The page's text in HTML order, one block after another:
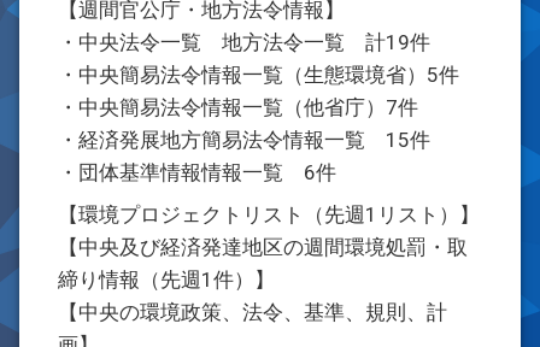
【週間官公庁・地方法令情報】
・中央法令一覧 地方法令一覧 計19件
・中央簡易法令情報一覧（生態環境省）5件
・中央簡易法令情報一覧（他省庁）7件
・経済発展地方簡易法令情報一覧 15件
・団体基準情報情報一覧 6件
【環境プロジェクトリスト（先週1リスト）】
【中央及び経済発達地区の週間環境処罰・取
締り情報（先週1件）】
【中央の環境政策、法令、基準、規則、計